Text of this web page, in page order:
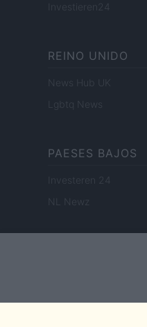
Investieren24
REINO UNIDO
News Hub UK
Lgbtq News
PAESES BAJOS
Investeren 24
NL Newz